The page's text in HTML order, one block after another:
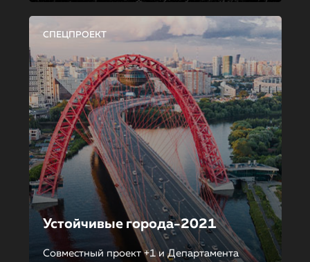
СПЕЦПРОЕКТ
Устойчивые города-2021
Совместный проект +1 и Департамента